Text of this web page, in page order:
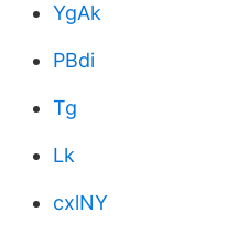
YgAk
PBdi
Tg
Lk
cxlNY